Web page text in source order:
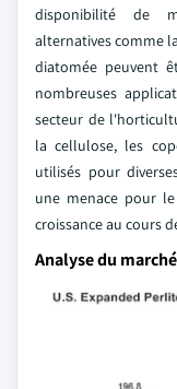
disponibilité de
alternatives comme
diatomée peuvent
nombreuses
secteur de
la cellulose, les
utilisés pour
une menace pour
croissance au cours
Analyse du